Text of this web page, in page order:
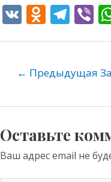
V
K
O
d
o
as
s
ni
ki
T
el
gr
m
Vi
b
← Предыдущая
Оставьте
Ваш адрес email не